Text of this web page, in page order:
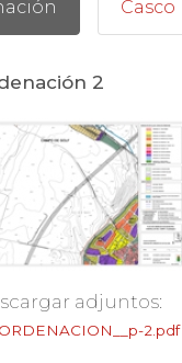
Casco
2
adjuntos:
2.pdf